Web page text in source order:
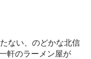
ない、のどかな北信
軒のラーメン屋が